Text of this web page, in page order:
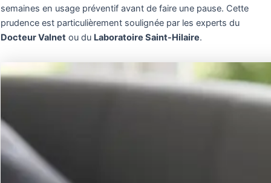
semaines en usage préventif avant de faire une pause. Cette
prudence est particulièrement soulignée par les experts du
Docteur Valnet ou du Laboratoire Saint-Hilaire.